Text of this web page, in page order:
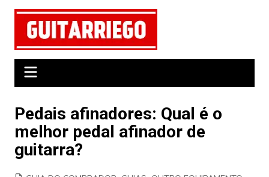
conteúdo
Pedais afinadores: Qual é o
melhor pedal afinador de
guitarra?